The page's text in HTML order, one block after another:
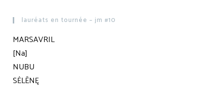
lauréats en tournée – jm #10
MARSAVRIL
[Na]
NUBU
SĖLĒNĘ